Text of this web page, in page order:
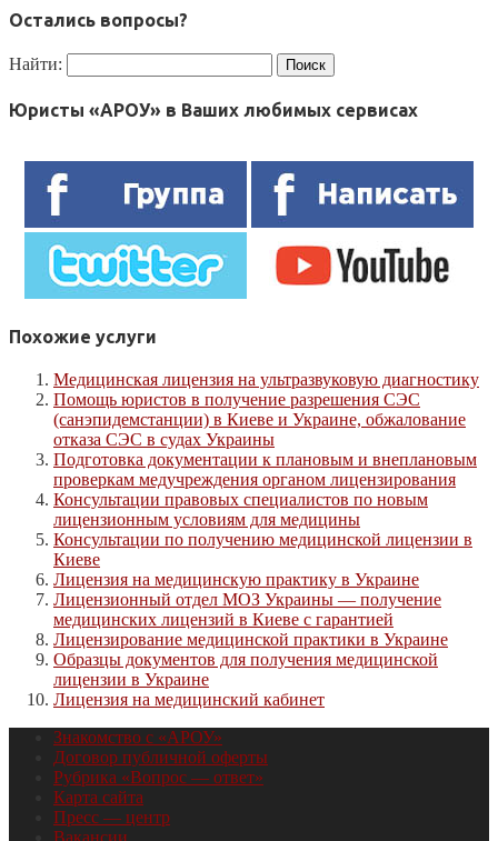
Остались вопросы?
Найти:
Юристы «АРОУ» в Ваших любимых сервисах
Похожие услуги
Медицинская лицензия на ультразвуковую диагностику
Помощь юристов в получение разрешения СЭС
(санэпидемстанции) в Киеве и Украине, обжалование
отказа СЭС в судах Украины
Подготовка документации к плановым и внеплановым
проверкам медучреждения органом лицензирования
Консультации правовых специалистов по новым
лицензионным условиям для медицины
Консультации по получению медицинской лицензии в
Киеве
Лицензия на медицинскую практику в Украине
Лицензионный отдел МОЗ Украины — получение
медицинских лицензий в Киеве с гарантией
Лицензирование медицинской практики в Украине
Образцы документов для получения медицинской
лицензии в Украине
Лицензия на медицинский кабинет
Знакомство с «АРОУ»
Договор публичной оферты
Рубрика «Вопрос — ответ»
Карта сайта
Пресс — центр
Вакансии